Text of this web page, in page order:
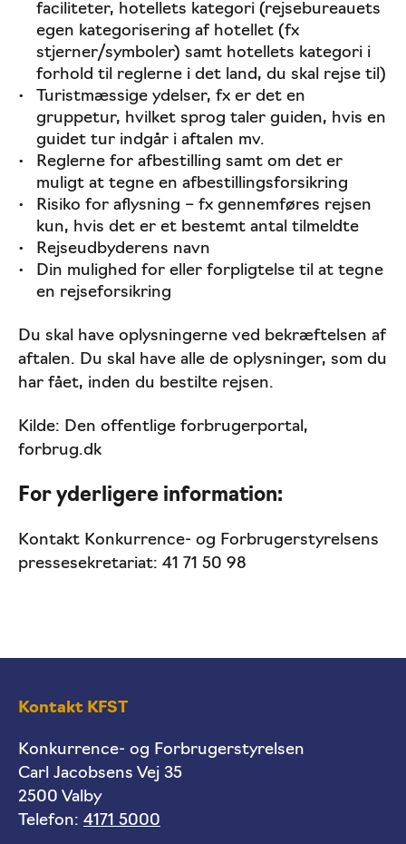
faciliteter, hotellets kategori (rejsebureauets
egen kategorisering af hotellet (fx
stjerner/symboler) samt hotellets kategori i
forhold til reglerne i det land, du skal rejse til)
Turistmæssige ydelser, fx er det en
gruppetur, hvilket sprog taler guiden, hvis en
guidet tur indgår i aftalen mv.
Reglerne for afbestilling samt om det er
muligt at tegne en afbestillingsforsikring
Risiko for aflysning – fx gennemføres rejsen
kun, hvis det er et bestemt antal tilmeldte
Rejseudbyderens navn
Din mulighed for eller forpligtelse til at tegne
en rejseforsikring
Du skal have oplysningerne ved bekræftelsen af
aftalen. Du skal have alle de oplysninger, som du
har fået, inden du bestilte rejsen.
Kilde: Den offentlige forbrugerportal,
forbrug.dk
For yderligere information:
Kontakt Konkurrence- og Forbrugerstyrelsens
pressesekretariat: 41 71 50 98
Kontakt KFST
Konkurrence- og Forbrugerstyrelsen
Carl Jacobsens Vej 35
2500 Valby
Telefon: 4171 5000